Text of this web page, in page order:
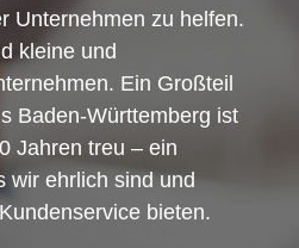
Unternehmen zu helfen.
kleine und
Ein Großteil
Baden-Württemberg ist
Jahren treu – ein
wir ehrlich sind und
bieten.